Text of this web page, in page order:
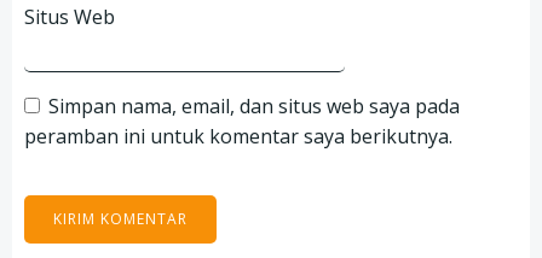
Situs Web
Simpan nama, email, dan situs web saya pada
peramban ini untuk komentar saya berikutnya.